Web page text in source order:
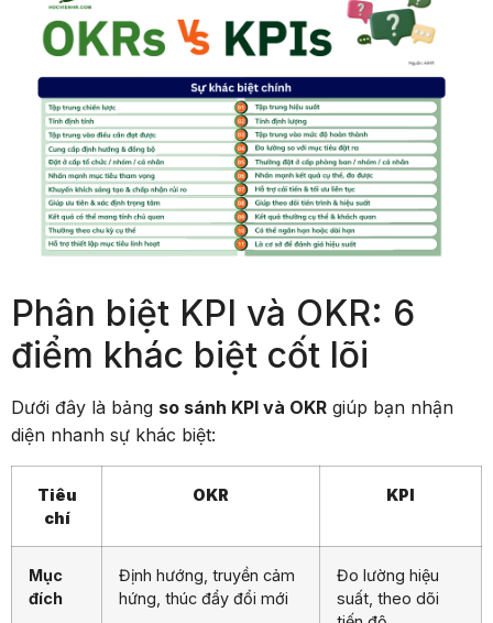
Phân biệt KPI và OKR: 6
điểm khác biệt cốt lõi
Dưới đây là bảng so sánh KPI và OKR giúp bạn nhận
diện nhanh sự khác biệt:
Tiêu
chí
OKR KPI
Mục
đích
Định hướng, truyền cảm
hứng, thúc đẩy đổi mới
Đo lường hiệu
suất, theo dõi